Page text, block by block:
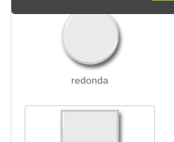
redonda